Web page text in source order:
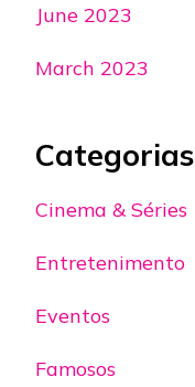
June 2023
March 2023
Categorias
Cinema & Séries
Entretenimento
Eventos
Famosos